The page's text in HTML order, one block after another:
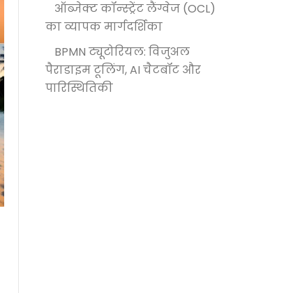
ऑब्जेक्ट कॉन्स्ट्रेंट लैंग्वेज (OCL)
का व्यापक मार्गदर्शिका
BPMN ट्यूटोरियल: विजुअल
पैराडाइम टूलिंग, AI चैटबॉट और
पारिस्थितिकी